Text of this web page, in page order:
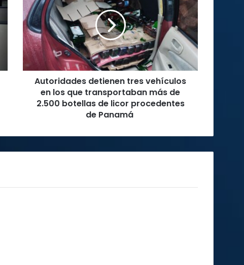
tres
vehículos
en
los
que
transportaban
más
botellas
Panamá
Autoridades detienen tres vehículos
en los que transportaban más de
2.500 botellas de licor procedentes
de Panamá